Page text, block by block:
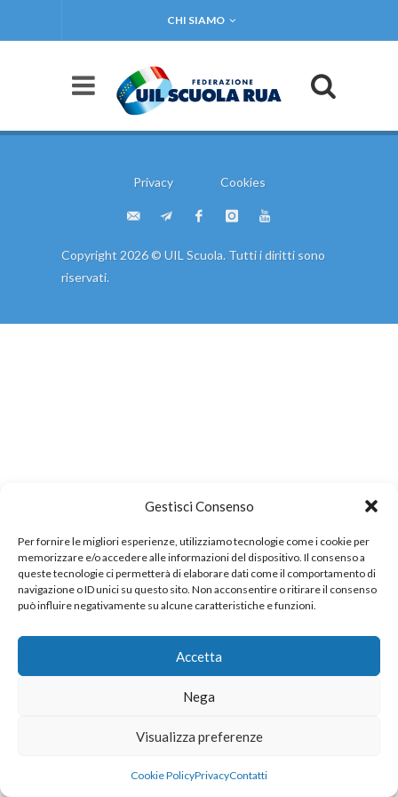
Gestisci Consenso
Per fornire le migliori esperienze, utilizziamo tecnologie come i cookie per
memorizzare e/o accedere alle informazioni del dispositivo. Il consenso a
queste tecnologie ci permetterà di elaborare dati come il comportamento di
navigazione o ID unici su questo sito. Non acconsentire o ritirare il consenso
può influire negativamente su alcune caratteristiche e funzioni.
Accetta
Nega
Visualizza preferenze
Cookie PolicyPrivacyContatti
CHI SIAMO
Privacy Cookies
Copyright 2026 © UIL Scuola. Tutti i diritti sono
riservati.